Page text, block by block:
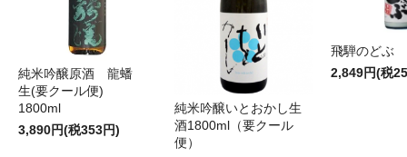
純米吟醸原酒 龍蟠
生(要クール便)
1800ml
3,890円(税353円)
純米吟醸いとおかし生
酒1800ml（要クール
便）
飛騨のどぶ
2,849円(税